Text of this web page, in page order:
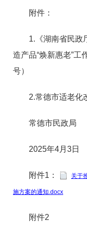
附件：
1.《湖南省民政
造产品“焕新惠老”
号）
2.常德市适老化
常德市民政局
2025年4月3日
附件1： 关于
施方案的通知.docx
附件2